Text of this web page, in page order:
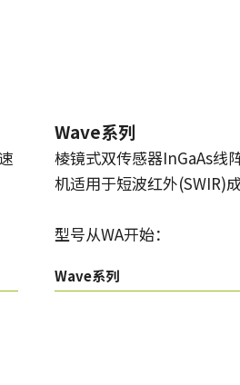
（棱镜式）
计用于同时捕获可
据，以及近红外
。
+ SWIR（棱镜
阵扫描相机，可捕获可
Wave系列
棱镜式双传感器InGaAs线
机适用于短波红外(SWIR)成
型号从WA开始：
Wave系列